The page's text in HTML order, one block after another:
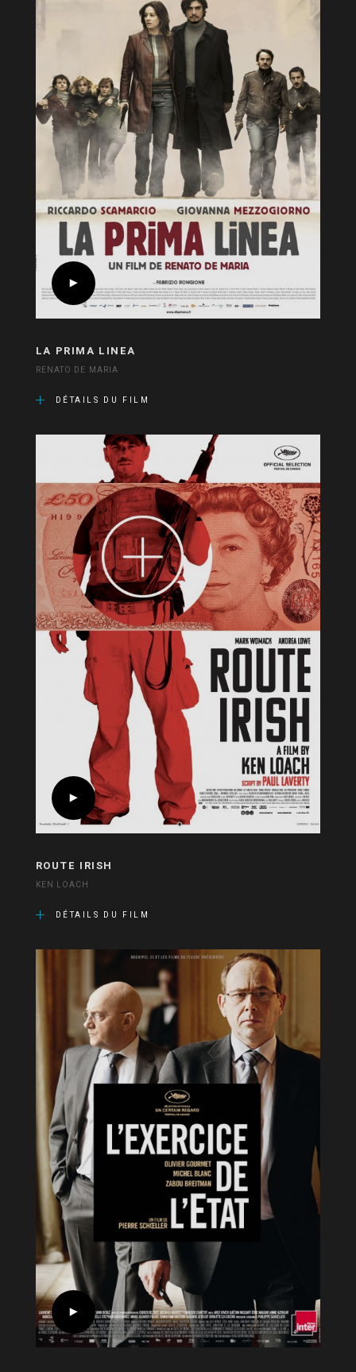
LA PRIMA LINEA
RENATO DE MARIA
DÉTAILS DU FILM
ROUTE IRISH
KEN LOACH
DÉTAILS DU FILM